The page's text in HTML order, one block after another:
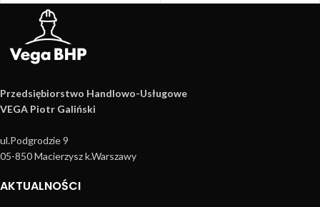
Przedsiębiorstwo Handlowo­-Usługowe
VEGA Piotr Galiński
ul.Podgrodzie 9
05-850 Macierzysz k.Warszawy
AKTUALNOŚCI